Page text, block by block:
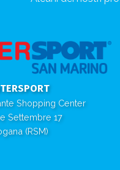
Shopping Center
Settembre 17
(RSM)